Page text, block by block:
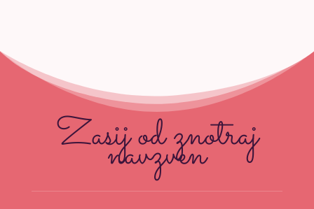
Zasij od znotraj
navzven